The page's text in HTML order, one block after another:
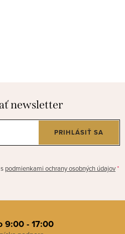
newsletter
podmienkami ochrany osobných údajov
PRIHLÁSIŤ SA
9:00 - 17:00